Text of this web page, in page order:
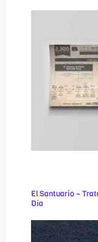
El Santuario –
Día